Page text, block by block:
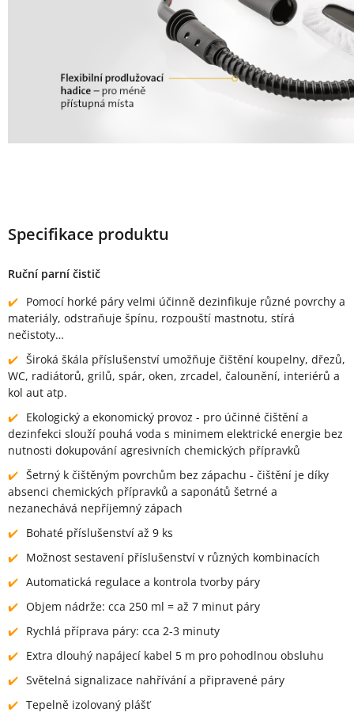
Specifikace produktu
Ruční parní čistič
Pomocí horké páry velmi účinně dezinfikuje různé povrchy a
materiály, odstraňuje špínu, rozpouští mastnotu, stírá
nečistoty…
Široká škála příslušenství umožňuje čištění koupelny, dřezů,
WC, radiátorů, grilů, spár, oken, zrcadel, čalounění, interiérů a
kol aut atp.
Ekologický a ekonomický provoz - pro účinné čištění a
dezinfekci slouží pouhá voda s minimem elektrické energie bez
nutnosti dokupování agresivních chemických přípravků
Šetrný k čištěným povrchům bez zápachu - čištění je díky
absenci chemických přípravků a saponátů šetrné a
nezanechává nepříjemný zápach
Bohaté příslušenství až 9 ks
Možnost sestavení příslušenství v různých kombinacích
Automatická regulace a kontrola tvorby páry
Objem nádrže: cca 250 ml = až 7 minut páry
Rychlá příprava páry: cca 2-3 minuty
Extra dlouhý napájecí kabel 5 m pro pohodlnou obsluhu
Světelná signalizace nahřívání a připravené páry
Tepelně izolovaný plášť